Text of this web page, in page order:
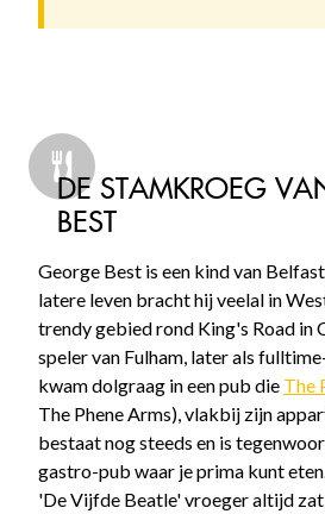
DE STAMKROEG
BEST
George Best is een kind van
latere leven bracht hij veelal in
trendy gebied rond King's Road in
speler van Fulham, later als
kwam dolgraag in een pub die The
The Phene Arms), vlakbij zijn
bestaat nog steeds en is
gastro-pub waar je prima kunt
'De Vijfde Beatle' vroeger altijd